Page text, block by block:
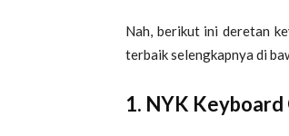
Nah, berikut ini deretan
terbaik selengkapnya di
1. NYK Keyboard